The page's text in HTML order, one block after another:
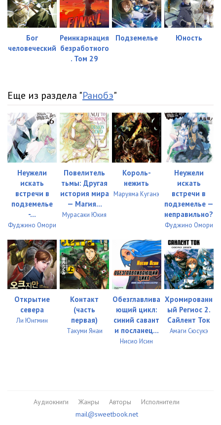
Бог
человеческий
Реинкарнация
безработного
. Том 29
Подземелье Юность
Еще из раздела "Ранобэ"
Неужели
искать
встречи в
подземелье
-...
Фуджино Омори
Повелитель
тьмы: Другая
история мира
— Магия...
Мурасаки Юкия
Король-
нежить
Маруяма Куганэ
Неужели
искать
встречи в
подземелье —
неправильно?
Фуджино Омори
Открытие
севера
Ли Юнгмин
Контакт
(часть
первая)
Такуми Янаи
Обезглавлива
ющий цикл:
синий савант
и посланец...
Нисио Исин
Хромированн
ый Региос 2.
Сайлент Ток
Амаги Сюсукэ
Аудиокниги Жанры Авторы
Исполнители
mail@sweetbook.net